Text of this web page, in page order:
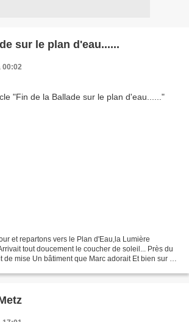
sur le plan d'eau......
00:02
et repartons vers le Plan d'Eau,la Lumière
tout doucement le coucher de soleil... Près du
de mise Un bâtiment que Marc adorait Et bien sur on